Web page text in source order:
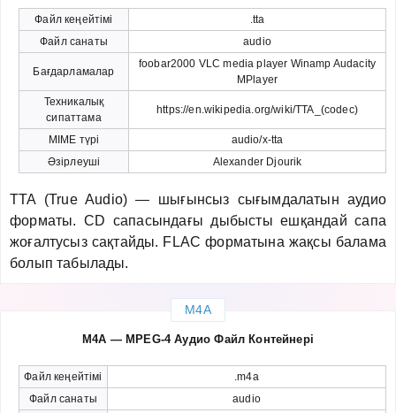
Файл кеңейтімі
.tta
Файл санаты
audio
Бағдарламалар
foobar2000 VLC media player Winamp Audacity
MPlayer
Техникалық
сипаттама
https://en.wikipedia.org/wiki/TTA_(codec)
MIME түрі
audio/x-tta
Әзірлеуші
Alexander Djourik
TTA (True Audio) — шығынсыз сығымдалатын аудио
форматы. CD сапасындағы дыбысты ешқандай сапа
жоғалтусыз сақтайды. FLAC форматына жақсы балама
болып табылады.
M4A
M4A — MPEG-4 Аудио Файл Контейнері
Файл кеңейтімі
.m4a
Файл санаты
audio